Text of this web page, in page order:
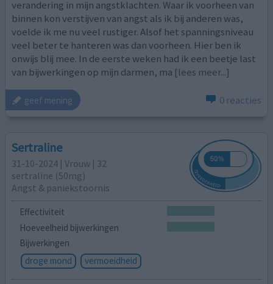
verandering in mijn angstklachten. Waar ik voorheen van
binnen kon verstijven van angst als ik bij anderen was,
voelde ik me nu veel rustiger. Alsof het spanningsniveau
veel beter te hanteren was dan voorheen. Hier ben ik
onwijs blij mee. In de eerste weken had ik een beetje last
van bijwerkingen op mijn darmen, ma [lees meer...]
geef mening 0 reacties
Sertraline
31-10-2024 | Vrouw | 32
sertraline (50mg)
Angst & paniekstoornis
Effectiviteit
Hoeveelheid bijwerkingen
Bijwerkingen
droge mond
vermoeidheid